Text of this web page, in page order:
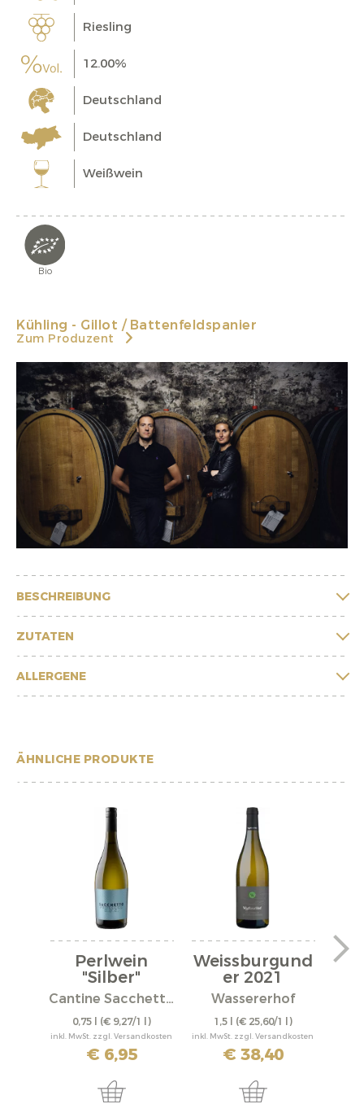
Riesling
12.00%
Deutschland
Deutschland
Weißwein
Bio
Kühling - Gillot / Battenfeldspanier
Zum Produzent
BESCHREIBUNG
ZUTATEN
ALLERGENE
ÄHNLICHE PRODUKTE
Perlwein
"Silber"
Cantine Sacchetto S.r.l.
0,75 l (€ 9,27/1 l)
inkl. MwSt. zzgl. Versandkosten
€ 6,95
Weissburgund
er 2021
Wassererhof
1,5 l (€ 25,60/1 l)
inkl. MwSt. zzgl. Versandkosten
€ 38,40